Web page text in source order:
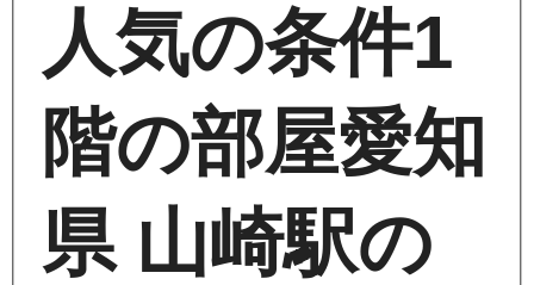
人気の条件1
階の部屋愛知
県 山崎駅の